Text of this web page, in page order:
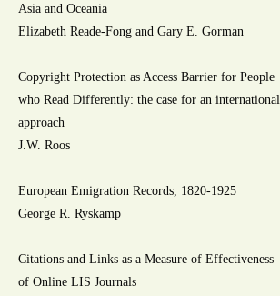
Asia and Oceania
Elizabeth Reade-Fong and Gary E. Gorman
Copyright Protection as Access Barrier for People
who Read Differently: the case for an international
approach
J.W. Roos
European Emigration Records, 1820-1925
George R. Ryskamp
Citations and Links as a Measure of Effectiveness
of Online LIS Journals